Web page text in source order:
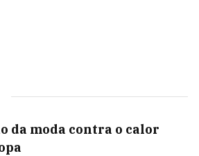
da moda contra o calor